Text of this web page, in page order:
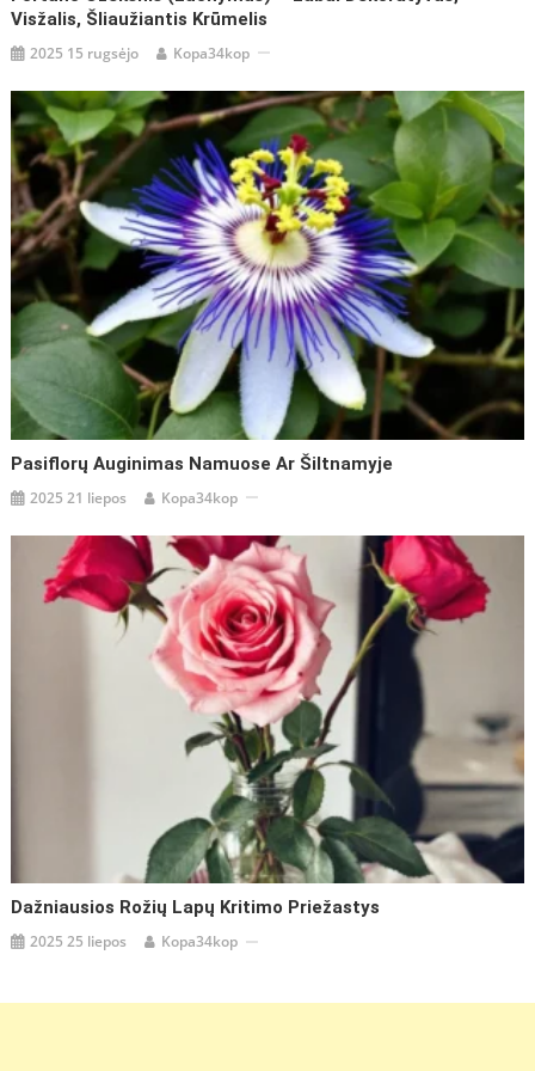
Visžalis, Šliaužiantis Krūmelis
2025 15 rugsėjo Kopa34kop
Pasiflorų Auginimas Namuose Ar Šiltnamyje
2025 21 liepos Kopa34kop
Dažniausios Rožių Lapų Kritimo Priežastys
2025 25 liepos Kopa34kop